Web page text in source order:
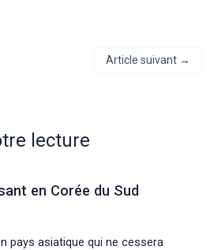
Article suivant →
lecture
en Corée du Sud
pays asiatique qui ne cessera